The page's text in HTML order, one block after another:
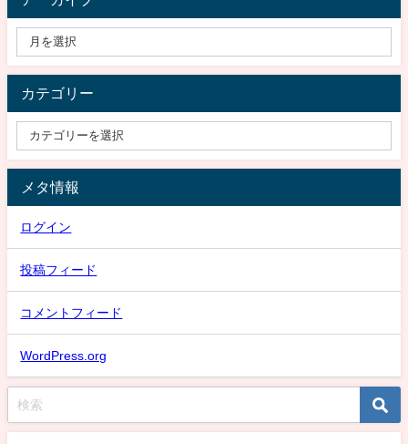
カテゴリー
メタ情報
ログイン
投稿フィード
コメントフィード
WordPress.org